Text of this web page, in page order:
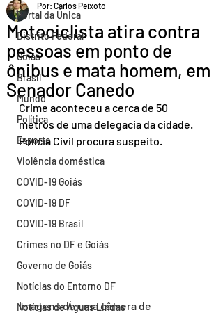
Portal da Única
Distrito Federal
Goiás
Brasil
Mundo
Política
Esporte
Violência doméstica
COVID-19 Goiás
COVID-19 DF
COVID-19 Brasil
Crimes no DF e Goiás
Governo de Goiás
Notícias do Entorno DF
Notícias de Águas Lindas
Motociclista atira contra
pessoas em ponto de
ônibus e mata homem, em
Senador Canedo
Por: Carlos Peixoto
Crime aconteceu a cerca de 50
metros de uma delegacia da cidade.
Polícia Civil procura suspeito.
Imagens de uma câmera de